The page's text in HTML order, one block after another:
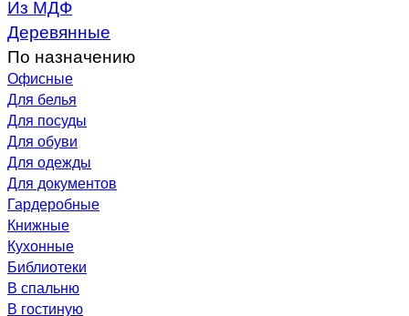
Из МДФ
Деревянные
По назначению
Офисные
Для белья
Для посуды
Для обуви
Для одежды
Для документов
Гардеробные
Книжные
Кухонные
Библиотеки
В спальню
В гостиную